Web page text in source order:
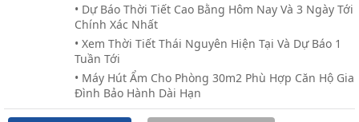
• Dự Báo Thời Tiết Cao Bằng Hôm Nay Và 3 Ngày Tới
Chính Xác Nhất
• Xem Thời Tiết Thái Nguyên Hiện Tại Và Dự Báo 1
Tuần Tới
• Máy Hút Ẩm Cho Phòng 30m2 Phù Hợp Căn Hộ Gia
Đình Bảo Hành Dài Hạn